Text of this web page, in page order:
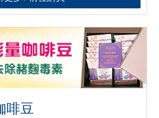
啡豆